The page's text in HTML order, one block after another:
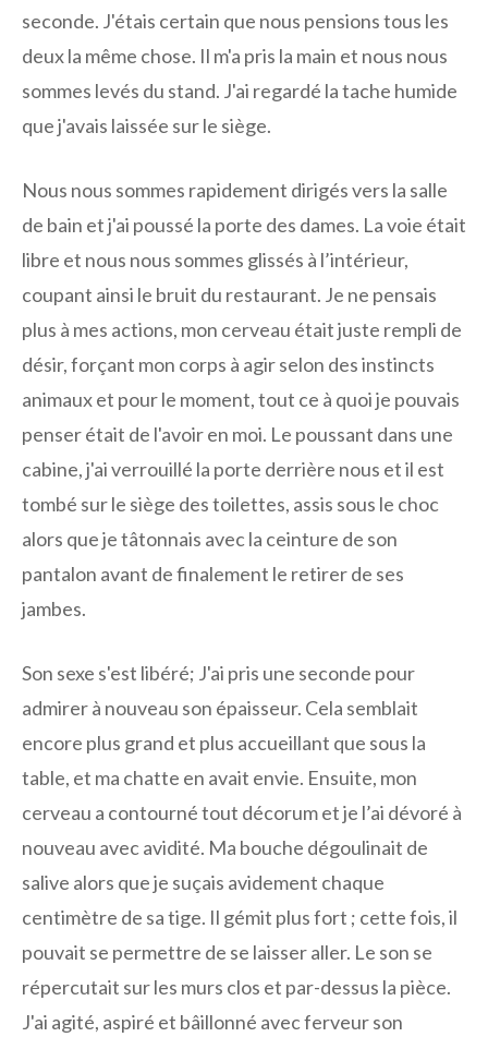
seconde. J'étais certain que nous pensions tous les
deux la même chose. Il m'a pris la main et nous nous
sommes levés du stand. J'ai regardé la tache humide
que j'avais laissée sur le siège.
Nous nous sommes rapidement dirigés vers la salle
de bain et j'ai poussé la porte des dames. La voie était
libre et nous nous sommes glissés à l’intérieur,
coupant ainsi le bruit du restaurant. Je ne pensais
plus à mes actions, mon cerveau était juste rempli de
désir, forçant mon corps à agir selon des instincts
animaux et pour le moment, tout ce à quoi je pouvais
penser était de l'avoir en moi. Le poussant dans une
cabine, j'ai verrouillé la porte derrière nous et il est
tombé sur le siège des toilettes, assis sous le choc
alors que je tâtonnais avec la ceinture de son
pantalon avant de finalement le retirer de ses
jambes.
Son sexe s'est libéré; J'ai pris une seconde pour
admirer à nouveau son épaisseur. Cela semblait
encore plus grand et plus accueillant que sous la
table, et ma chatte en avait envie. Ensuite, mon
cerveau a contourné tout décorum et je l’ai dévoré à
nouveau avec avidité. Ma bouche dégoulinait de
salive alors que je suçais avidement chaque
centimètre de sa tige. Il gémit plus fort ; cette fois, il
pouvait se permettre de se laisser aller. Le son se
répercutait sur les murs clos et par-dessus la pièce.
J'ai agité, aspiré et bâillonné avec ferveur son